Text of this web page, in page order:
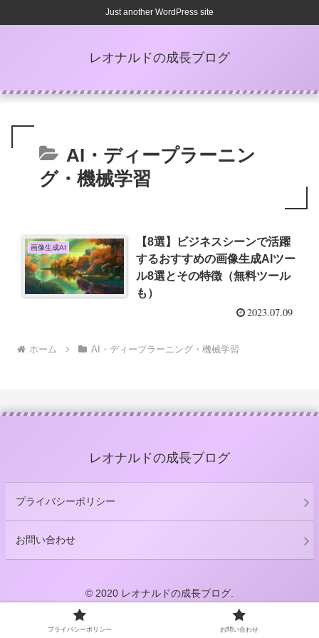
Just another WordPress site
レオナルドの成長ブログ
AI・ディープラーニン
グ・機械学習
画像生成AI
【8選】ビジネスシーンで活躍
するおすすめの画像生成AIツー
ル8選とその特徴（無料ツール
も）
2023.07.09
ホーム AI・ディープラーニング・機械学習
レオナルドの成長ブログ
プライバシーポリシー
お問い合わせ
© 2020 レオナルドの成長ブログ.
プライバシーポリシー お問い合わせ